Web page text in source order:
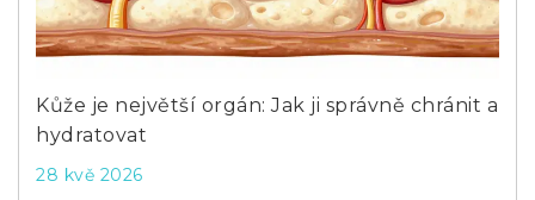
Kůže je největší orgán: Jak ji správně chránit a
hydratovat
28 kvě 2026
Previous Next